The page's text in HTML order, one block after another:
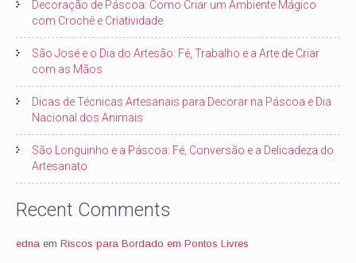
Decoração de Páscoa: Como Criar um Ambiente Mágico
com Crochê e Criatividade
São José e o Dia do Artesão: Fé, Trabalho e a Arte de Criar
com as Mãos
Dicas de Técnicas Artesanais para Decorar na Páscoa e Dia
Nacional dos Animais
São Longuinho e a Páscoa: Fé, Conversão e a Delicadeza do
Artesanato
Recent Comments
edna em Riscos para Bordado em Pontos Livres